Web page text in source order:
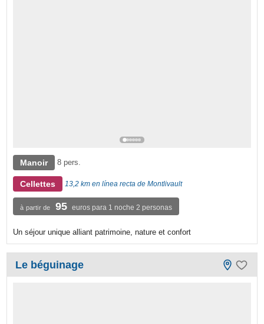
Manoir 8 pers.
Cellettes 13,2 km en línea recta de Montlivault
à partir de 95 euros para 1 noche 2 personas
Un séjour unique alliant patrimoine, nature et confort
Le béguinage